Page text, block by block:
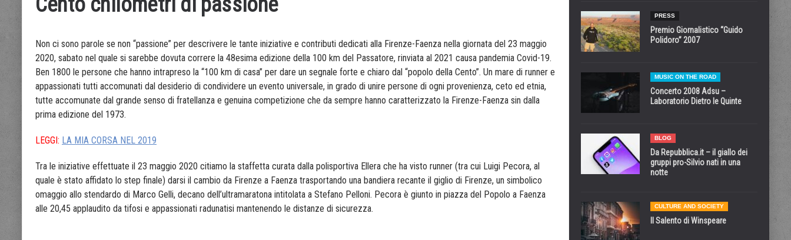
Non ci sono parole se non “passione” per descrivere le tante iniziative e contributi dedicati alla Firenze-Faenza nella giornata del 23 maggio
2020, sabato nel quale si sarebbe dovuta correre la 48esima edizione della 100 km del Passatore, rinviata al 2021 causa pandemia Covid-19.
Ben 1800 le persone che hanno intrapreso la “100 km di casa” per dare un segnale forte e chiaro dal “popolo della Cento”. Un mare di runner e
appassionati tutti accomunati dal desiderio di condividere un evento universale, in grado di unire persone di ogni provenienza, ceto ed etnia,
tutte accomunate dal grande senso di fratellanza e genuina competizione che da sempre hanno caratterizzato la Firenze-Faenza sin dalla
prima edizione del 1973.
LEGGI: LA MIA CORSA NEL 2019
Tra le iniziative effettuate il 23 maggio 2020 citiamo la staffetta curata dalla polisportiva Ellera che ha visto runner (tra cui Luigi Pecora, al
quale è stato affidato lo step finale) darsi il cambio da Firenze a Faenza trasportando una bandiera recante il giglio di Firenze, un simbolico
omaggio allo stendardo di Marco Gelli, decano dell’ultramaratona intitolata a Stefano Pelloni. Pecora è giunto in piazza del Popolo a Faenza
alle 20,45 applaudito da tifosi e appassionati radunatisi mantenendo le distanze di sicurezza.
PRESS
Premio Giornalistico “Guido
Polidoro” 2007
MUSIC ON THE ROAD
Concerto 2008 Adsu –
Laboratorio Dietro le Quinte
BLOG
Da Repubblica.it – il giallo dei
gruppi pro-Silvio nati in una
notte
CULTURE AND SOCIETY
Il Salento di Winspeare